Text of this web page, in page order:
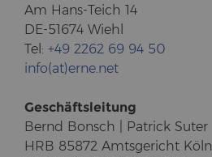
Am Hans-​Teich 14
DE-51674 Wiehl
Tel: +49 2262 69 94 50
info(at)erne.net
Ge­schäfts­lei­tung
Bernd Bonsch | Pa­trick Suter
HRB 85872 Amts­ge­richt Köln